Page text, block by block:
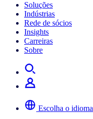
Soluções
Indústrias
Rede de sócios
Insights
Carreiras
Sobre
Escolha o idioma